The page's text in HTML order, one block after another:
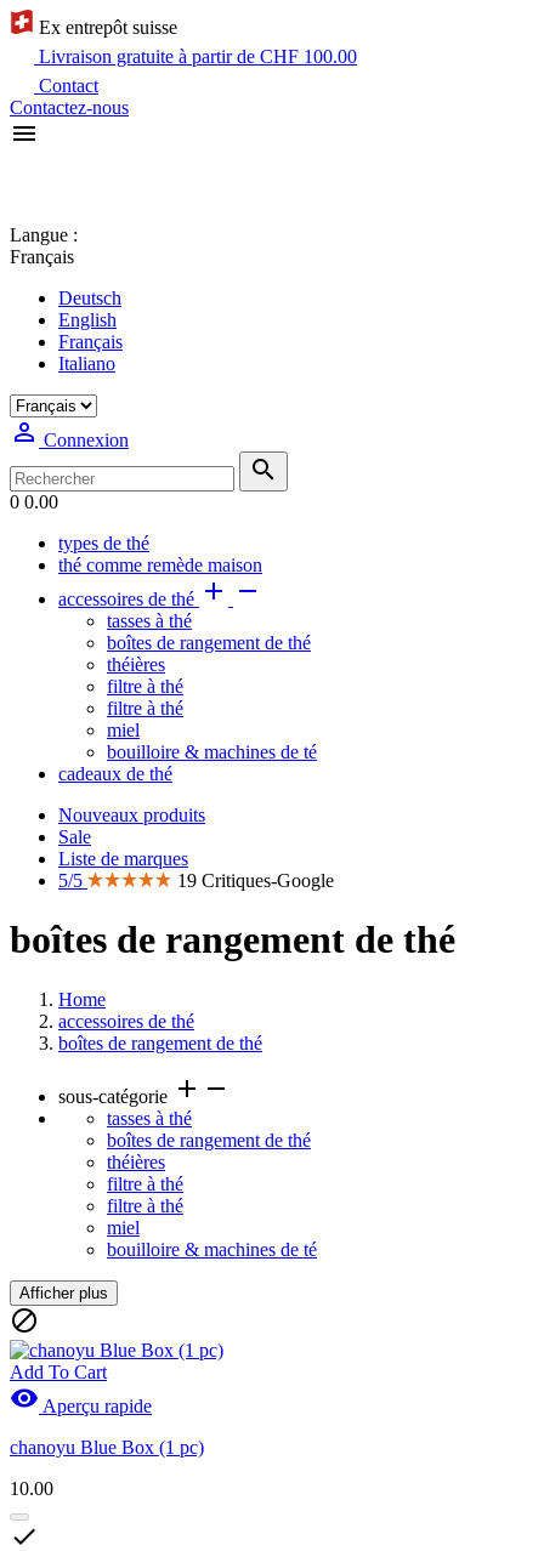
Ex entrepôt suisse
Livraison gratuite à partir de CHF 100.00
Contact
Contactez-nous

Langue :
Français
Deutsch
English
Français
Italiano
 Connexion

0 0.00
types de thé
thé comme remède maison
accessoires de thé  
tasses à thé
boîtes de rangement de thé
théières
filtre à thé
filtre à thé
miel
bouilloire & machines de té
cadeaux de thé
Nouveaux produits
Sale
Liste de marques
5/5
19 Critiques-Google
boîtes de rangement de thé
Home
accessoires de thé
boîtes de rangement de thé
sous-catégorie add remove
tasses à thé
boîtes de rangement de thé
théières
filtre à thé
filtre à thé
miel
bouilloire & machines de té
Effacer les filtres
Prix
CHF
Marques
Nouveaux produits
Actions
Afficher plus

Add To Cart
 Aperçu rapide
chanoyu Blue Box (1 pc)
10.00
